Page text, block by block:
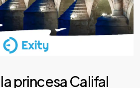
princesa Califal